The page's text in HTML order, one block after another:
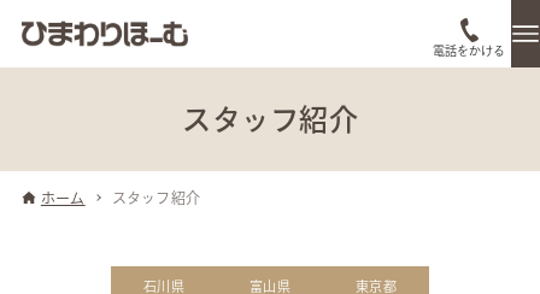
電話をかける
スタッフ紹介
ホーム スタッフ紹介
石川県 富山県 東京都